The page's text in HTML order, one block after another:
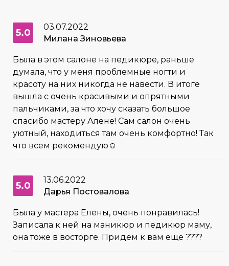
5.0
03.07.2022
Милана Зиновьева
Была в этом салоне на педикюре, раньше
думала, что у меня проблемные ногти и
красоту на них никогда не навести. В итоге
вышла с очень красивыми и опрятными
пальчиками, за что хочу сказать большое
спасибо мастеру Алене! Сам салон очень
уютный, находиться там очень комфортно! Так
что всем рекомендую☺️
5.0
13.06.2022
Дарья Постовалова
Была у мастера Елены, очень понравилась!
Записала к ней на маникюр и педикюр маму,
она тоже в восторге. Придём к вам ещё ????